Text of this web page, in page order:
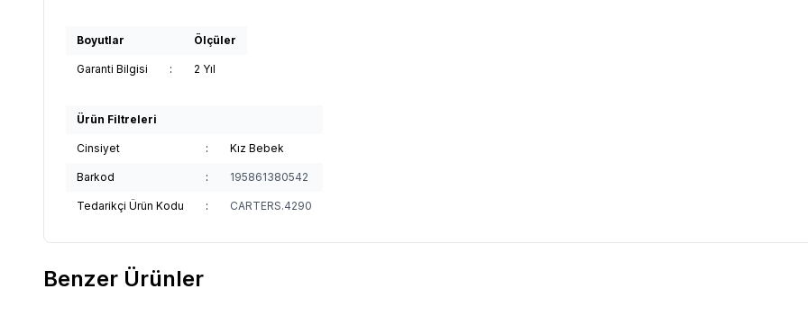
Boyutlar Ölçüler
Garanti Bilgisi : 2 Yıl
Ürün Filtreleri
Cinsiyet : Kız Bebek
Barkod : 195861380542
Tedarikçi Ürün Kodu : CARTERS.4290
Benzer Ürünler